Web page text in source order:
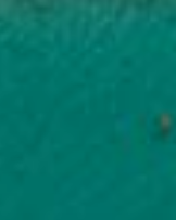
Sing up for our